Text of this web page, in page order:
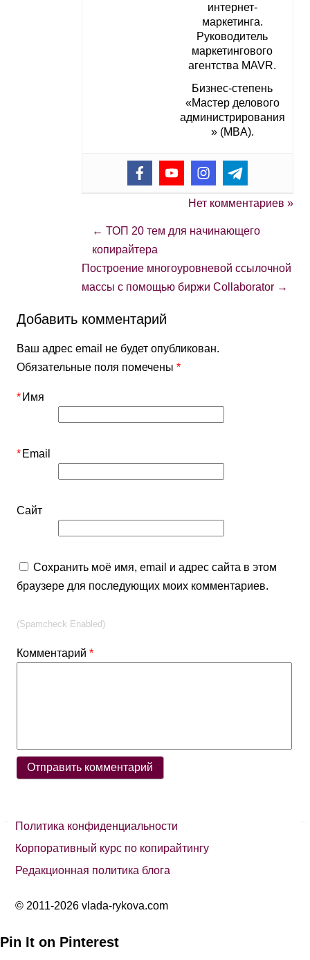
интернет-
маркетинга.
Руководитель
маркетингового
агентства MAVR.
Бизнес-степень
«Мастер делового
администрирования
» (MBA).
Нет комментариев »
← ТОП 20 тем для начинающего
копирайтера
Построение многоуровневой ссылочной
массы с помощью биржи Сollaborator →
Добавить комментарий
Ваш адрес email не будет опубликован.
Обязательные поля помечены*
Комментарий*
Имя
*
Email
*
Сайт
Сохранить моё имя, email и адрес сайта в этом
браузере для последующих моих комментариев.
(Spamcheck Enabled)
Политика конфиденциальности
Корпоративный курс по копирайтингу
Редакционная политика блога
© 2011-2026 vlada-rykova.com
Pin It on Pinterest